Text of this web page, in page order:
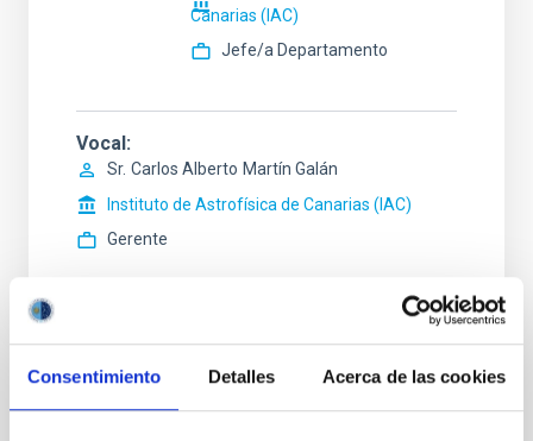
Consentimiento Detalles Acerca de las cookies
Canarias (IAC)
Jefe/a Departamento
Vocal
Sr. Carlos Alberto Martín Galán
Instituto de Astrofísica de Canarias (IAC)
Gerente
RESUELTO